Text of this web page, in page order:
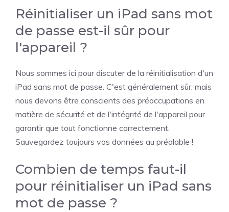
Réinitialiser un iPad sans mot
de passe est-il sûr pour
l'appareil ?
Nous sommes ici pour discuter de la réinitialisation d'un
iPad sans mot de passe. C'est généralement sûr, mais
nous devons être conscients des préoccupations en
matière de sécurité et de l'intégrité de l'appareil pour
garantir que tout fonctionne correctement.
Sauvegardez toujours vos données au préalable !
Combien de temps faut-il
pour réinitialiser un iPad sans
mot de passe ?